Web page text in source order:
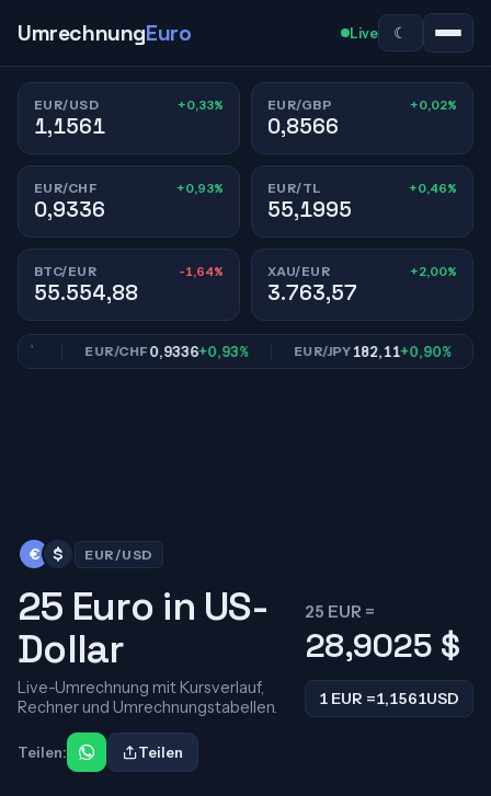
UmrechnungEuro Live ☾
EUR/USD +0,33%
1,1561
EUR/GBP +0,02%
0,8566
EUR/CHF +0,93%
0,9336
EUR/TL +0,46%
55,1995
BTC/EUR -1,64%
55.554,88
XAU/EUR +2,00%
3.763,57
EUR/CHF0,9336+0,93% EUR/JPY182,11+0,90%
€ $ EUR/USD
25 Euro in US-
Dollar
Live-Umrechnung mit Kursverlauf,
Rechner und Umrechnungstabellen.
25 EUR =
28,9025 $
1 EUR =1,1561USD
Teilen: Teilen